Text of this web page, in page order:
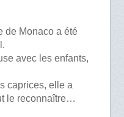
de Monaco a été
avec les enfants,
caprices, elle a
le reconnaître…